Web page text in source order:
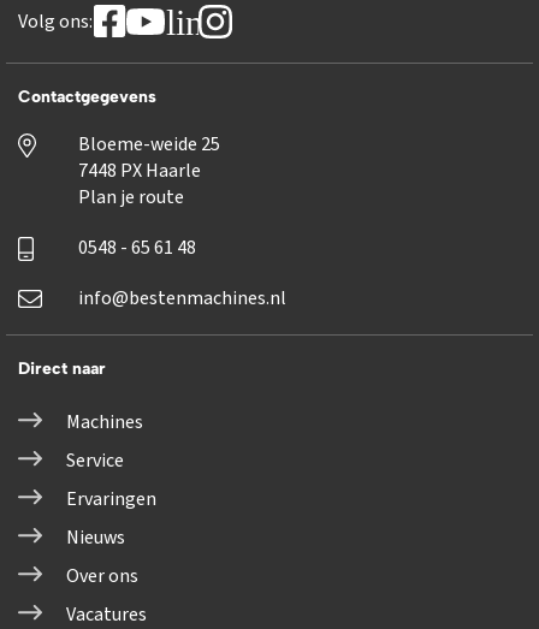
Volg ons: linkedin
Contactgegevens
Bloeme-weide 25
7448 PX Haarle
Plan je route
0548 - 65 61 48
info@bestenmachines.nl
Direct naar
Machines
Service
Ervaringen
Nieuws
Over ons
Vacatures